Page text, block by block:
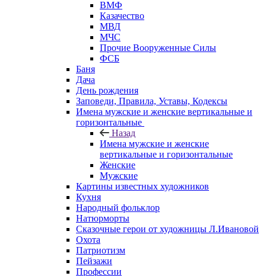
ВМФ
Казачество
МВД
МЧС
Прочие Вооруженные Силы
ФСБ
Баня
Дача
День рождения
Заповеди, Правила, Уставы, Кодексы
Имена мужские и женские вертикальные и
горизонтальные
Назад
Имена мужские и женские
вертикальные и горизонтальные
Женские
Мужские
Картины известных художников
Кухня
Народный фольклор
Натюрморты
Сказочные герои от художницы Л.Ивановой
Охота
Патриотизм
Пейзажи
Профессии